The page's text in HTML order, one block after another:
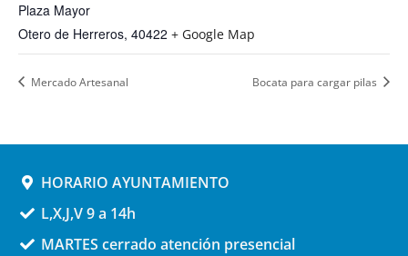
Plaza Mayor
Otero de Herreros, 40422 + Google Map
Mercado Artesanal Bocata para cargar pilas
HORARIO AYUNTAMIENTO
L,X,J,V 9 a 14h
MARTES cerrado atención presencial